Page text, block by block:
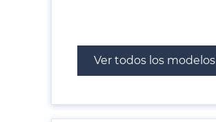
Ver todos los modelos